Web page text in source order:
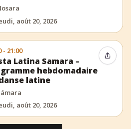
août 20, 2026
- 21:00
Latina Samara –
hebdomadaire
latine
août 20, 2026